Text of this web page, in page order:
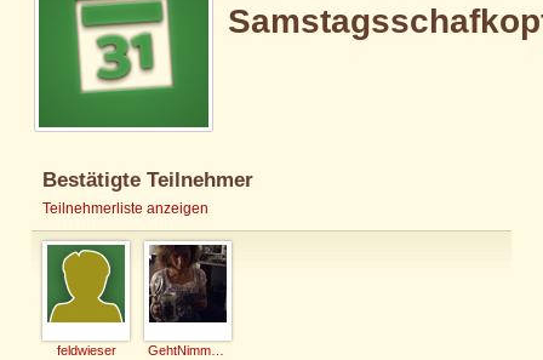
Bestätigte Teilnehmer
Teilnehmerliste anzeigen
feldwieser